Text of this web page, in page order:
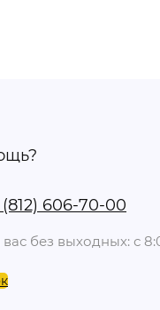
(812) 606-70-00
без выходных: с